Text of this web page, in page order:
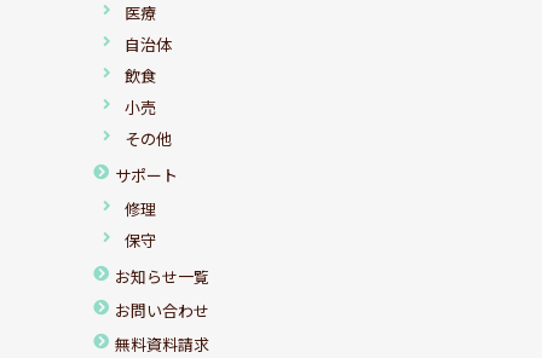
医療
自治体
飲食
小売
その他
サポート
修理
保守
お知らせ一覧
お問い合わせ
無料資料請求